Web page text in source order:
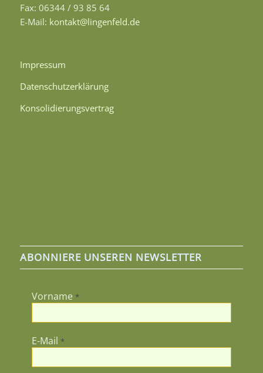
Fax: 06344 / 93 85 64
E-Mail: kontakt@lingenfeld.de
Impressum
Datenschutzerklärung
Konsolidierungsvertrag
ABONNIERE UNSEREN NEWSLETTER
Vorname *
E-Mail *